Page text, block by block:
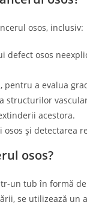
osos, inclusiv:
defect osos
a evalua
structurilor
acestora.
și detectarea
osos?
un tub în formă
se utilizează un